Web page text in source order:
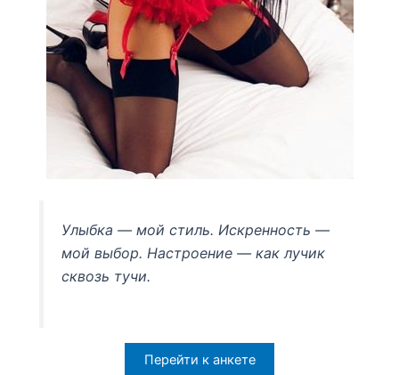
Улыбка — мой стиль. Искренность —
мой выбор. Настроение — как лучик
сквозь тучи.
Перейти к анкете